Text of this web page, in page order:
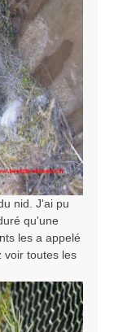
nid. J'ai pu
qu'une
les a appelé
voir toutes les